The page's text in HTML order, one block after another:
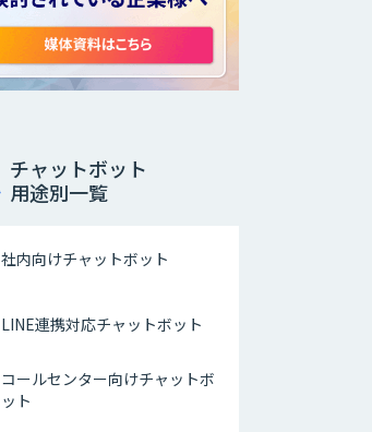
チャットボット
用途別一覧
社内向けチャットボット
LINE連携対応チャットボット
コールセンター向けチャットボ
ット